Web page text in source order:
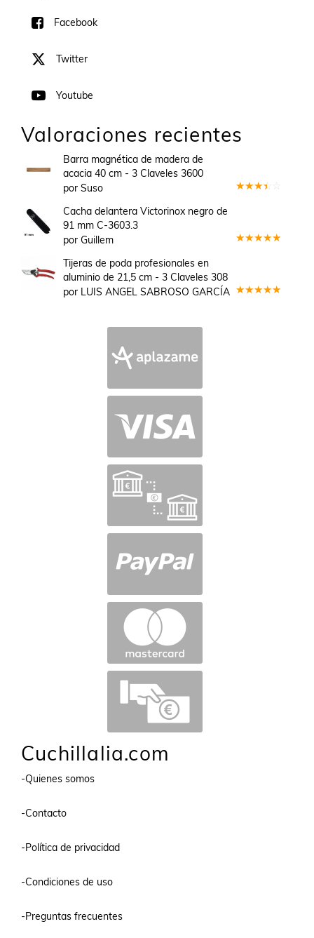
Facebook
Twitter
Youtube
Valoraciones recientes
Barra magnética de madera de
acacia 40 cm - 3 Claveles 3600
por Suso
Cacha delantera Victorinox negro de
91 mm C-3603.3
por Guillem
Tijeras de poda profesionales en
aluminio de 21,5 cm - 3 Claveles 308
por LUIS ANGEL SABROSO GARCÍA
Cuchillalia.com
-Quienes somos
-Contacto
-Política de privacidad
-Condiciones de uso
-Preguntas frecuentes